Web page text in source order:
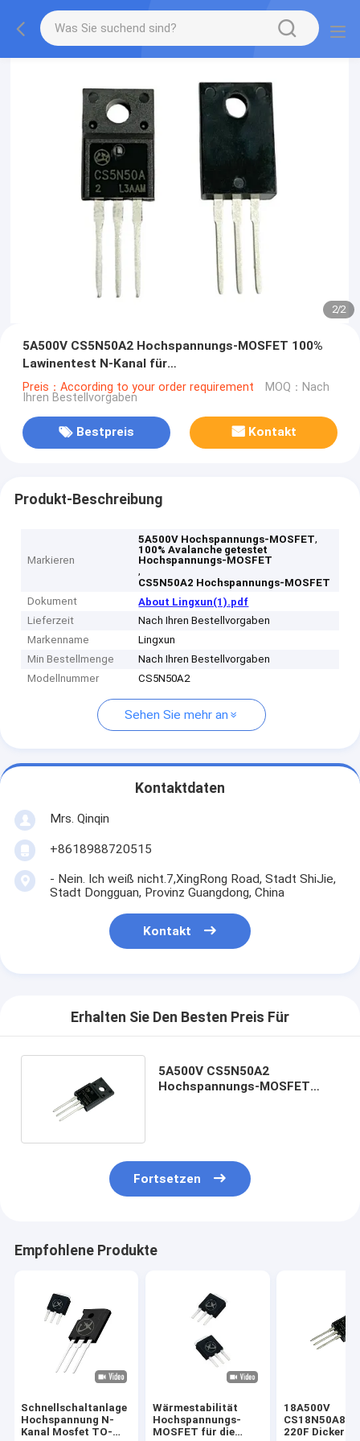
2/2
5A500V CS5N50A2 Hochspannungs-MOSFET 100%
Lawinentest N-Kanal für
Hochspannungsanwendungen
Preis：According to your order requirement MOQ：Nach
Ihren Bestellvorgaben
Bestpreis Kontakt
Produkt-Beschreibung
Markieren
5A500V Hochspannungs-MOSFET,
100% Avalanche getestet
Hochspannungs-MOSFET
,
CS5N50A2 Hochspannungs-MOSFET
Dokument
About Lingxun(1).pdf
Lieferzeit
Nach Ihren Bestellvorgaben
Markenname
Lingxun
Min Bestellmenge
Nach Ihren Bestellvorgaben
Modellnummer
CS5N50A2
Sehen Sie mehr an
Kontaktdaten
Mrs. Qinqin
+8618988720515
- Nein. Ich weiß nicht.7,XingRong Road, Stadt ShiJie,
Stadt Dongguan, Provinz Guangdong, China
Kontakt
Erhalten Sie Den Besten Preis Für
5A500V CS5N50A2
Hochspannungs-MOSFET
Fortsetzen
Empfohlene Produkte
Schnellschaltanlage
Hochspannung N-
Kanal Mosfet TO-
Wärmestabilität
Hochspannungs-
MOSFET für die
18A500V
CS18N50A8
220F Dicker